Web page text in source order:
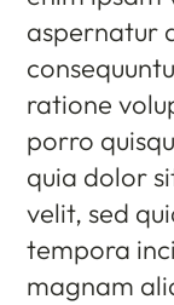
aspernatur
ratione
porro
quia dolor
velit, sed
tempora
magnam